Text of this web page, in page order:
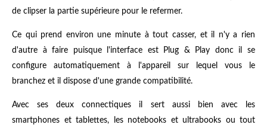
de clipser la partie supérieure pour le refermer.
Ce qui prend environ une minute à tout casser, et il n'y a rien
d'autre à faire puisque l'interface est Plug & Play donc il se
configure automatiquement à l'appareil sur lequel vous le
branchez et il dispose d'une grande compatibilité.
Avec ses deux connectiques il sert aussi bien avec les
smartphones et tablettes, les notebooks et ultrabooks ou tout